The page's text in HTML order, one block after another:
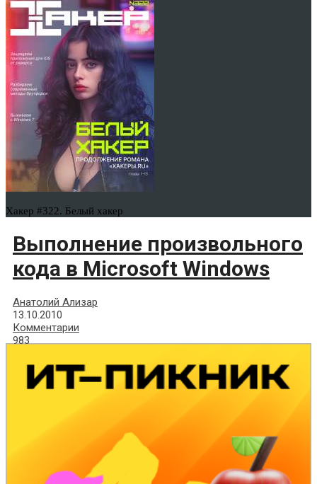
Хакер #322. Белый хакер
Выполнение произвольного
кода в Microsoft Windows
Анатолий Ализар
13.10.2010
Комментарии
983